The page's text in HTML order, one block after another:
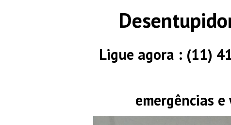
Ligue agora : (11)
emergências